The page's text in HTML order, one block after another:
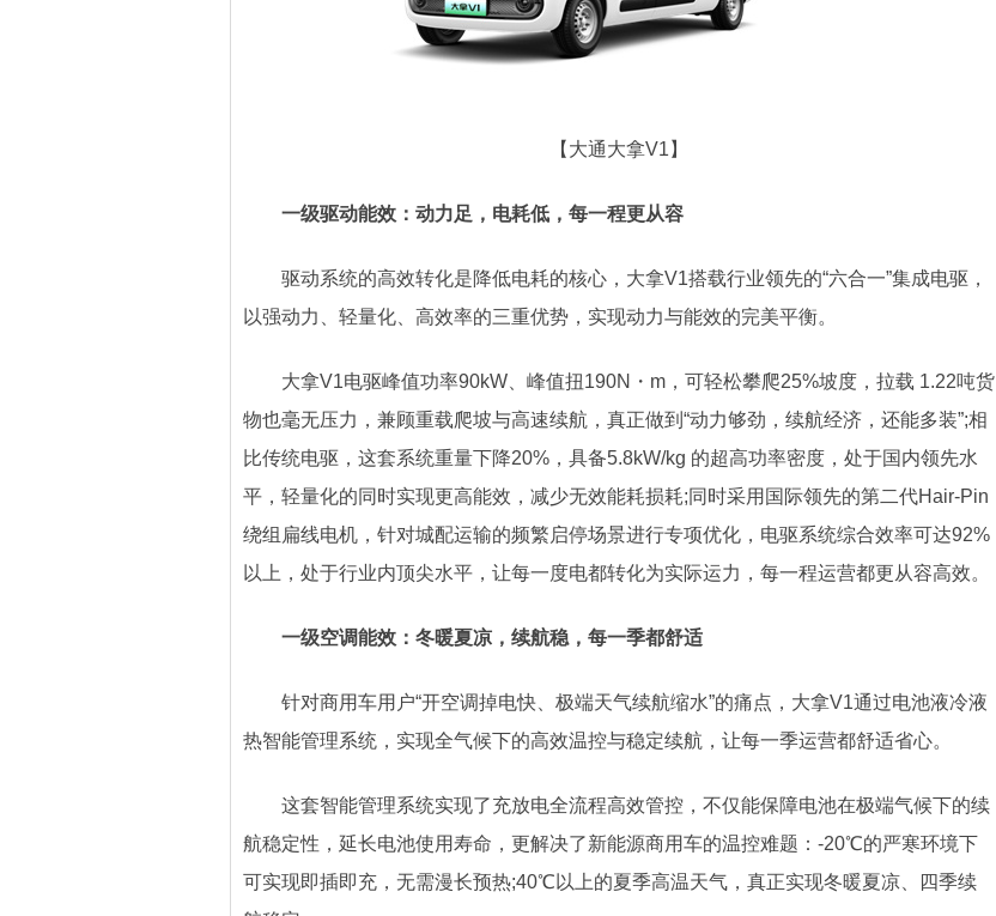
【大通大拿V1】
一级驱动能效：动力足，电耗低，每一程更从容
驱动系统的高效转化是降低电耗的核心，大拿V1搭载行业领先的“六合一”集成电驱，
以强动力、轻量化、高效率的三重优势，实现动力与能效的完美平衡。
大拿V1电驱峰值功率90kW、峰值扭190N・m，可轻松攀爬25%坡度，拉载 1.22吨货
物也毫无压力，兼顾重载爬坡与高速续航，真正做到“动力够劲，续航经济，还能多装”;相
比传统电驱，这套系统重量下降20%，具备5.8kW/kg 的超高功率密度，处于国内领先水
平，轻量化的同时实现更高能效，减少无效能耗损耗;同时采用国际领先的第二代Hair-Pin
绕组扁线电机，针对城配运输的频繁启停场景进行专项优化，电驱系统综合效率可达92%
以上，处于行业内顶尖水平，让每一度电都转化为实际运力，每一程运营都更从容高效。
一级空调能效：冬暖夏凉，续航稳，每一季都舒适
针对商用车用户“开空调掉电快、极端天气续航缩水”的痛点，大拿V1通过电池液冷液
热智能管理系统，实现全气候下的高效温控与稳定续航，让每一季运营都舒适省心。
这套智能管理系统实现了充放电全流程高效管控，不仅能保障电池在极端气候下的续
航稳定性，延长电池使用寿命，更解决了新能源商用车的温控难题：-20℃的严寒环境下
可实现即插即充，无需漫长预热;40℃以上的夏季高温天气，真正实现冬暖夏凉、四季续